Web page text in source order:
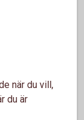
när du vill,
du är